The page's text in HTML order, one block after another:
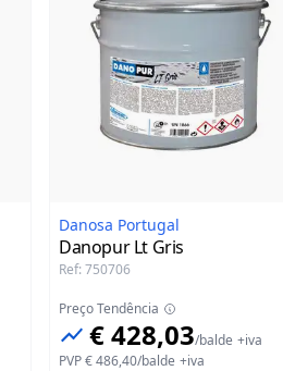
Danosa Portugal
Danopur Lt Gris
Ref: 750706
Preço Tendência
€ 428,03/balde +iva
PVP€ 486,40/balde +iva